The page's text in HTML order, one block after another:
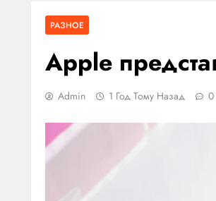
РАЗНОЕ
Apple
Admin 1 Год Тому Назад 0